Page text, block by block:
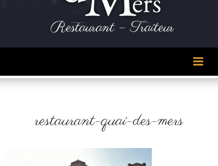
Restaurant – Traiteur
restaurant-quai-des-mers